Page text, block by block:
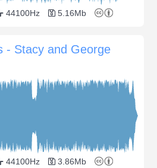
44100Hz 5.16Mb
- Stacy and George
44100Hz 3.86Mb